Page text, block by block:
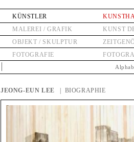
KÜNSTLER
MALEREI / GRAFIK
OBJEKT / SKULPTUR
FOTOGRAFIE
KUNST
JEONG-EUN LEE | BIOGRAPHIE